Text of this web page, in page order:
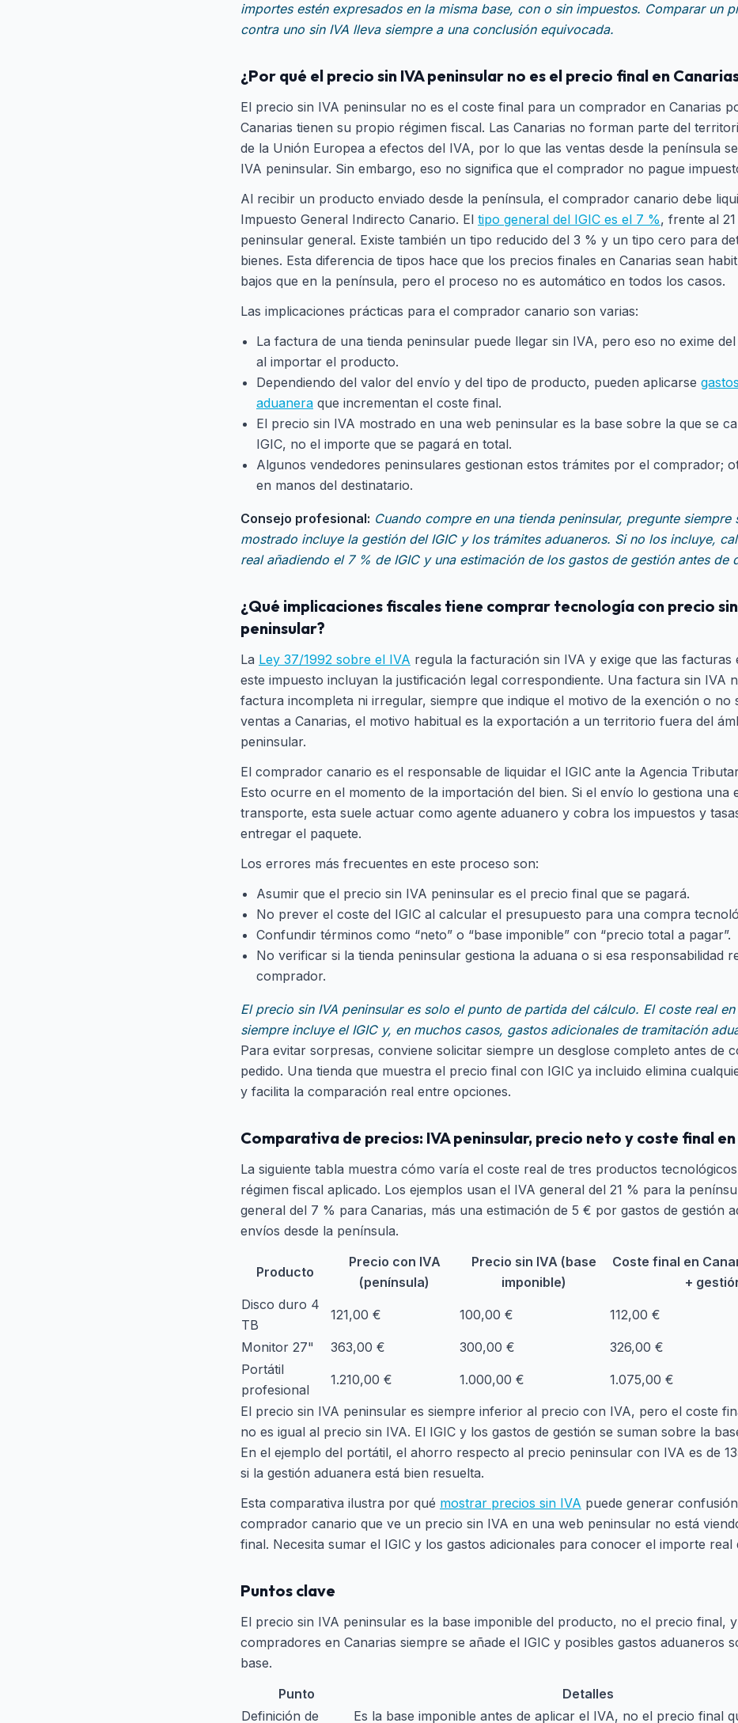
importes estén expresados en la misma base, con o sin impuestos. Comparar un
contra uno sin IVA lleva siempre a una conclusión equivocada.
¿Por qué el precio sin IVA peninsular no es el precio final en
El precio sin IVA peninsular no es el coste final para un comprador en Canarias
Canarias tienen su propio régimen fiscal. Las Canarias no forman parte del
de la Unión Europea a efectos del IVA, por lo que las ventas desde la península
IVA peninsular. Sin embargo, eso no significa que el comprador no pague
Al recibir un producto enviado desde la península, el comprador canario debe
Impuesto General Indirecto Canario. El tipo general del IGIC es el 7 %, frente al
peninsular general. Existe también un tipo reducido del 3 % y un tipo cero para
bienes. Esta diferencia de tipos hace que los precios finales en Canarias sean
bajos que en la península, pero el proceso no es automático en todos los casos.
Las implicaciones prácticas para el comprador canario son varias:
La factura de una tienda peninsular puede llegar sin IVA, pero eso no exime
al importar el producto.
Dependiendo del valor del envío y del tipo de producto, pueden aplicarse
aduanera que incrementan el coste final.
El precio sin IVA mostrado en una web peninsular es la base sobre la que se
IGIC, no el importe que se pagará en total.
Algunos vendedores peninsulares gestionan estos trámites por el comprador;
en manos del destinatario.
Consejo profesional: Cuando compre en una tienda peninsular, pregunte siempre
mostrado incluye la gestión del IGIC y los trámites aduaneros. Si no los incluye,
real añadiendo el 7 % de IGIC y una estimación de los gastos de gestión antes de
¿Qué implicaciones fiscales tiene comprar tecnología con precio sin
peninsular?
La Ley 37/1992 sobre el IVA regula la facturación sin IVA y exige que las facturas
este impuesto incluyan la justificación legal correspondiente. Una factura sin IVA
factura incompleta ni irregular, siempre que indique el motivo de la exención o no
ventas a Canarias, el motivo habitual es la exportación a un territorio fuera del
peninsular.
El comprador canario es el responsable de liquidar el IGIC ante la Agencia
Esto ocurre en el momento de la importación del bien. Si el envío lo gestiona una
transporte, esta suele actuar como agente aduanero y cobra los impuestos y
entregar el paquete.
Los errores más frecuentes en este proceso son:
Asumir que el precio sin IVA peninsular es el precio final que se pagará.
No prever el coste del IGIC al calcular el presupuesto para una compra
Confundir términos como “neto” o “base imponible” con “precio total a pagar”.
No verificar si la tienda peninsular gestiona la aduana o si esa responsabilidad
comprador.
El precio sin IVA peninsular es solo el punto de partida del cálculo. El coste real en
siempre incluye el IGIC y, en muchos casos, gastos adicionales de tramitación
Para evitar sorpresas, conviene solicitar siempre un desglose completo antes de
pedido. Una tienda que muestra el precio final con IGIC ya incluido elimina
y facilita la comparación real entre opciones.
Comparativa de precios: IVA peninsular, precio neto y coste final
La siguiente tabla muestra cómo varía el coste real de tres productos
régimen fiscal aplicado. Los ejemplos usan el IVA general del 21 % para la
general del 7 % para Canarias, más una estimación de 5 € por gastos de gestión
envíos desde la península.
Producto
Precio con IVA
(península)
Precio sin IVA (base
imponible)
Coste final en
+
Disco duro 4
TB
121,00 € 100,00 € 112,00 €
Monitor 27" 363,00 € 300,00 €
326,00 €
Portátil
profesional
1.210,00 € 1.000,00 €
1.075,00 €
El precio sin IVA peninsular es siempre inferior al precio con IVA, pero el coste
no es igual al precio sin IVA. El IGIC y los gastos de gestión se suman sobre la
En el ejemplo del portátil, el ahorro respecto al precio peninsular con IVA es de
si la gestión aduanera está bien resuelta.
Esta comparativa ilustra por qué mostrar precios sin IVA puede generar
comprador canario que ve un precio sin IVA en una web peninsular no está
final. Necesita sumar el IGIC y los gastos adicionales para conocer el importe real
Puntos clave
El precio sin IVA peninsular es la base imponible del producto, no el precio final,
compradores en Canarias siempre se añade el IGIC y posibles gastos aduaneros
base.
Punto
Detalles
Definición de
Es la base imponible antes de aplicar el IVA, no el precio final